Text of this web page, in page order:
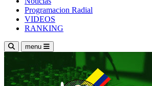
Programacion Radial
VIDEOS
RANKING
menu